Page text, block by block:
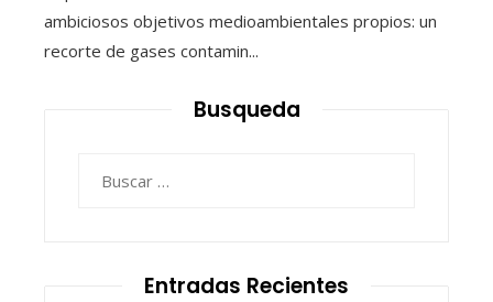
ambiciosos objetivos medioambientales propios: un
recorte de gases contamin...
Busqueda
Entradas Recientes